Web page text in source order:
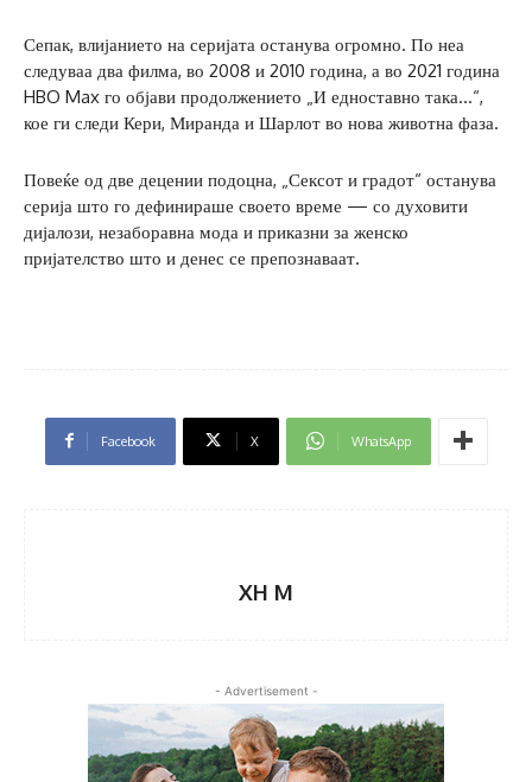
Сепак, влијанието на серијата останува огромно. По неа
следуваа два филма, во 2008 и 2010 година, а во 2021 година
HBO Max го објави продолжението „И едноставно така…“,
кое ги следи Кери, Миранда и Шарлот во нова животна фаза.
Повеќе од две децении подоцна, „Сексот и градот“ останува
серија што го дефинираше своето време — со духовити
дијалози, незаборавна мода и приказни за женско
пријателство што и денес се препознаваат.
Facebook X WhatsApp
XH M
- Advertisement -